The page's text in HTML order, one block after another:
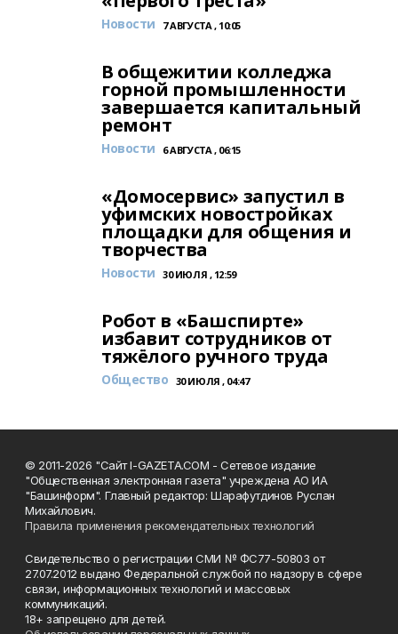
Новости 7 АВГУСТА , 10:05
В общежитии колледжа
горной промышленности
завершается капитальный
ремонт
Новости 6 АВГУСТА , 06:15
«Домосервис» запустил в
уфимских новостройках
площадки для общения и
творчества
Новости 30 ИЮЛЯ , 12:59
Робот в «Башспирте»
избавит сотрудников от
тяжёлого ручного труда
Общество 30 ИЮЛЯ , 04:47
© 2011-2026 "Сайт I-GAZETA.COM - Сетевое издание
"Общественная электронная газета" учреждена АО ИА
"Башинформ". Главный редактор: Шарафутдинов Руслан
Михайлович.
Правила применения рекомендательных технологий
Свидетельство о регистрации СМИ № ФС77-50803 от
27.07.2012 выдано Федеральной службой по надзору в сфере
связи, информационных технологий и массовых
коммуникаций.
18+ запрещено для детей.